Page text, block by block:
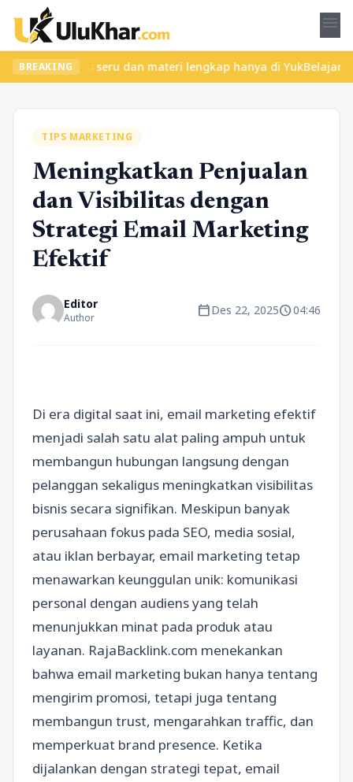
menu
BREAKING
kelas seru dan materi lengkap hanya di YukBelajar.com.
TIPS MARKETING
Meningkatkan Penjualan
dan Visibilitas dengan
Strategi Email Marketing
Efektif
Editor
Author calendar_todayDes 22, 2025schedule04:46
Di era digital saat ini, email marketing efektif
menjadi salah satu alat paling ampuh untuk
membangun hubungan langsung dengan
pelanggan sekaligus meningkatkan visibilitas
bisnis secara signifikan. Meskipun banyak
perusahaan fokus pada SEO, media sosial,
atau iklan berbayar, email marketing tetap
menawarkan keunggulan unik: komunikasi
personal dengan audiens yang telah
menunjukkan minat pada produk atau
layanan. RajaBacklink.com menekankan
bahwa email marketing bukan hanya tentang
mengirim promosi, tetapi juga tentang
membangun trust, mengarahkan traffic, dan
memperkuat brand presence. Ketika
dijalankan dengan strategi tepat, email